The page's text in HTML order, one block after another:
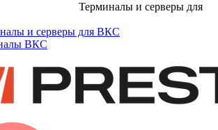
Терминалы и серверы для
и серверы для ВКС
ВКС